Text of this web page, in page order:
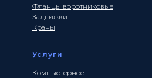
Фланцы воротниковые
Задвижки
Краны
Услуги
Компьютерное